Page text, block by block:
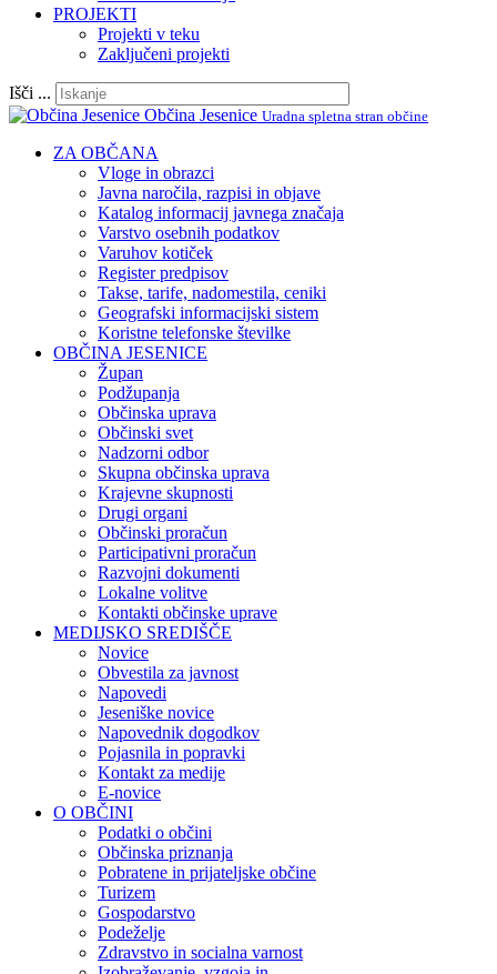
PROJEKTI
Projekti v teku
Zaključeni projekti
Išči ...
Občina Jesenice Uradna spletna stran občine
ZA OBČANA
Vloge in obrazci
Javna naročila, razpisi in objave
Katalog informacij javnega značaja
Varstvo osebnih podatkov
Varuhov kotiček
Register predpisov
Takse, tarife, nadomestila, ceniki
Geografski informacijski sistem
Koristne telefonske številke
OBČINA JESENICE
Župan
Podžupanja
Občinska uprava
Občinski svet
Nadzorni odbor
Skupna občinska uprava
Krajevne skupnosti
Drugi organi
Občinski proračun
Participativni proračun
Razvojni dokumenti
Lokalne volitve
Kontakti občinske uprave
MEDIJSKO SREDIŠČE
Novice
Obvestila za javnost
Napovedi
Jeseniške novice
Napovednik dogodkov
Pojasnila in popravki
Kontakt za medije
E-novice
O OBČINI
Podatki o občini
Občinska priznanja
Pobratene in prijateljske občine
Turizem
Gospodarstvo
Podeželje
Zdravstvo in socialna varnost